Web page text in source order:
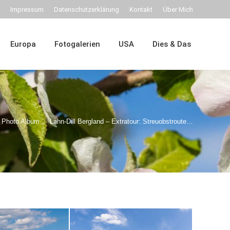
Impressum Datenschutzerklärung Kontakt Über Mich
Europa Fotogalerien USA Dies & Das
Photo Album Lahn-Dill Bergland – Extratour: Streuobstroute…
Dies & Das